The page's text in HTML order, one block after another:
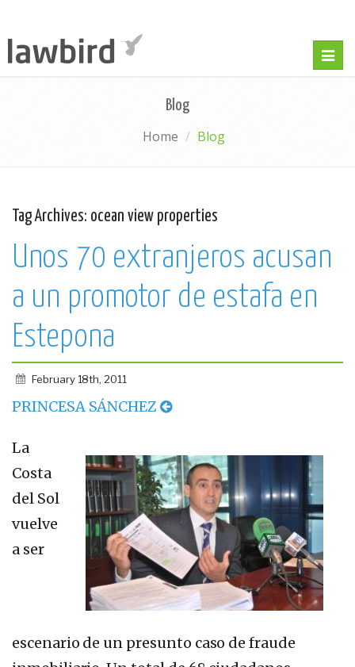
Blog
Home Blog
Tag Archives: ocean view properties
Unos 70 extranjeros acusan
a un promotor de estafa en
Estepona
February 18th, 2011
PRINCESA SÁNCHEZ
La
Costa
del Sol
vuelve
a ser
escenario de un presunto caso de fraude